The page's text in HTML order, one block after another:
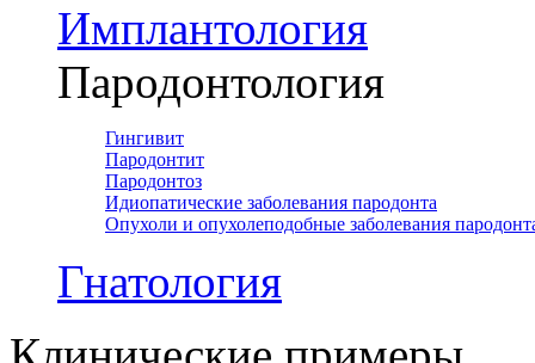
Имплантология
Пародонтология
Гингивит
Пародонтит
Пародонтоз
Идиопатические заболевания пародонта
Опухоли и опухолеподобные заболевания
Гнатология